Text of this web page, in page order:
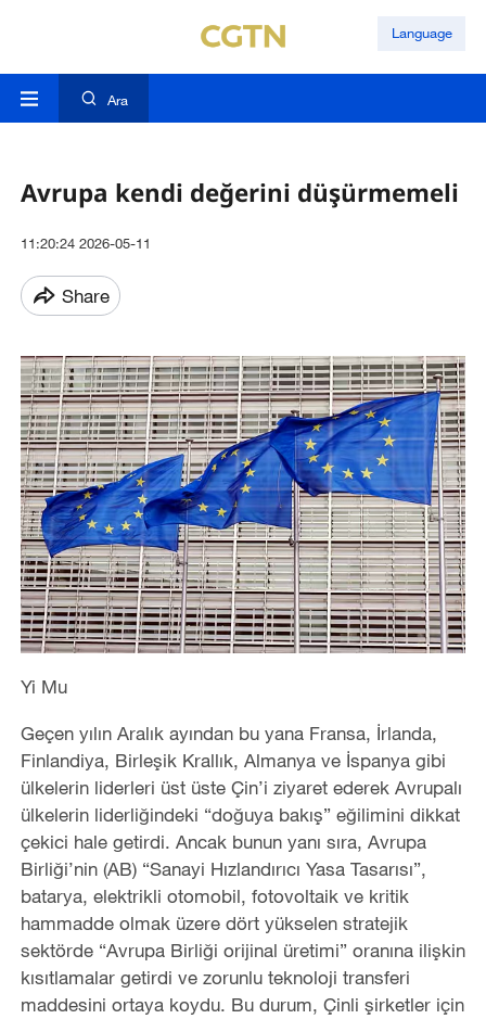
Language
Ara
Avrupa kendi değerini düşürmemeli
11:20:24 2026-05-11
Share
Yi Mu
Geçen yılın Aralık ayından bu yana Fransa, İrlanda,
Finlandiya, Birleşik Krallık, Almanya ve İspanya gibi
ülkelerin liderleri üst üste Çin’i ziyaret ederek Avrupalı
ülkelerin liderliğindeki “doğuya bakış” eğilimini dikkat
çekici hale getirdi. Ancak bunun yanı sıra, Avrupa
Birliği’nin (AB) “Sanayi Hızlandırıcı Yasa Tasarısı”,
batarya, elektrikli otomobil, fotovoltaik ve kritik
hammadde olmak üzere dört yükselen stratejik
sektörde “Avrupa Birliği orijinal üretimi” oranına ilişkin
kısıtlamalar getirdi ve zorunlu teknoloji transferi
maddesini ortaya koydu. Bu durum, Çinli şirketler için